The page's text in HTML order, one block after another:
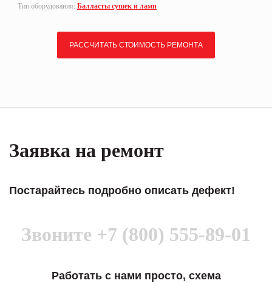
Тип оборудования: Балласты сушек и ламп
РАССЧИТАТЬ СТОИМОСТЬ РЕМОНТА
Заявка на ремонт
Постарайтесь подробно описать дефект!
Звоните +7 (800) 555-89-01
Работать с нами просто, схема